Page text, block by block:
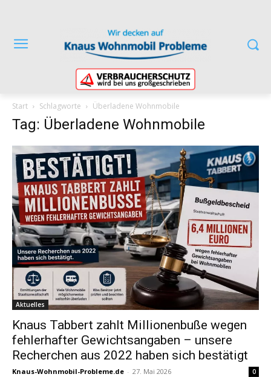
Start Schlagworte Überladene Wohnmobile
Tag: Überladene Wohnmobile
Aktuelles
Knaus Tabbert zahlt Millionenbuße wegen
fehlerhafter Gewichtsangaben – unsere
Recherchen aus 2022 haben sich bestätigt
Knaus-Wohnmobil-Probleme.de - 27. Mai 2026 0